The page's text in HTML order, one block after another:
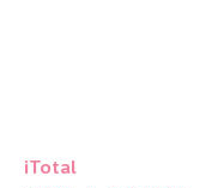
iTotal